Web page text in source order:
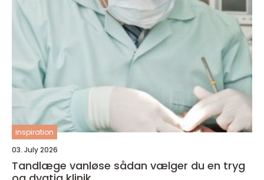
inspiration
03. July 2026
Tandlæge vanløse sådan vælger du en tryg